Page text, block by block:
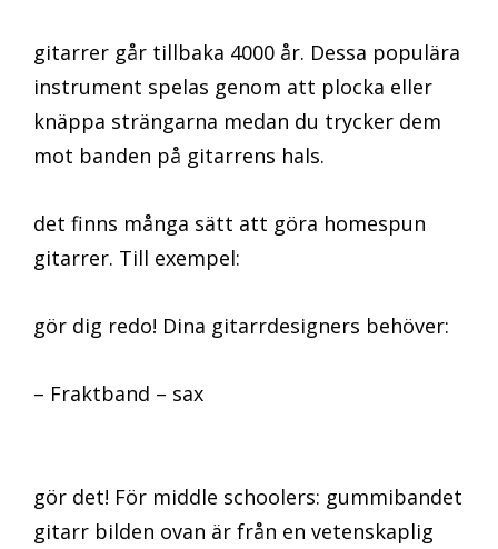
gitarrer går tillbaka 4000 år. Dessa populära
instrument spelas genom att plocka eller
knäppa strängarna medan du trycker dem
mot banden på gitarrens hals.
det finns många sätt att göra homespun
gitarrer. Till exempel:
gör dig redo! Dina gitarrdesigners behöver:
– Fraktband – sax
gör det! För middle schoolers: gummibandet
gitarr bilden ovan är från en vetenskaplig